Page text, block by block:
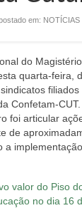
em: NOTÍCIAS
do
quarta-feira,
Confetam-
foi articular
de
a
valor do Piso
no dia 16